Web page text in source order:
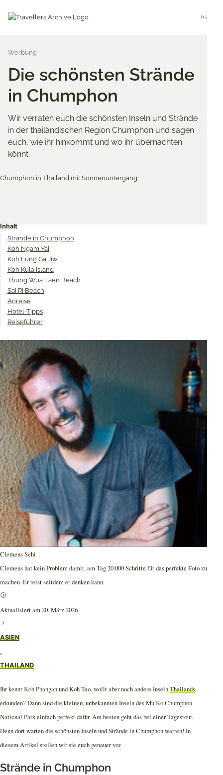
Menu
Die schönsten Strände
in Chumphon
Wir verraten euch die schönsten Inseln und Strände
in der thailändischen Region Chumphon und sagen
euch, wie ihr hinkommt und wo ihr übernachten
könnt.
Twitter
Inhalt
Strände in Chumphon
Koh Ngam Yai
Koh Lung Ga Jiw
Koh Kula Island
Thung Wua Laen Beach
Sai Ri Beach
Anreise
Hotel-Tipps
Reiseführer
Clemens Sehi
Clemens hat kein Problem damit, am Tag 20.000 Schritte für das perfekte Foto zu
machen. Er reist seitdem er denken kann.
Aktualisiert am 20. März 2026
ASIEN
,
THAILAND
Ihr kennt Koh Phangan und Koh Tao, wollt aber noch andere InselnThailands
erkunden? Dann sind die kleinen, unbekannten Inseln des Mu Ko Chumphon
National Park einfach perfekt dafür. Am besten geht das bei einer Tagestour.
Denn dort warten die schönsten Inseln und Strände in Chumphon warten! In
diesem Artikel stellen wir sie euch genauer vor.
Strände in Chumphon